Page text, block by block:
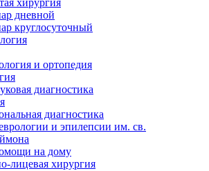
дневной
круглосуточный
и ортопедия
диагностика
диагностика
и эпилепсии им. св.
на дому
лицевая хирургия